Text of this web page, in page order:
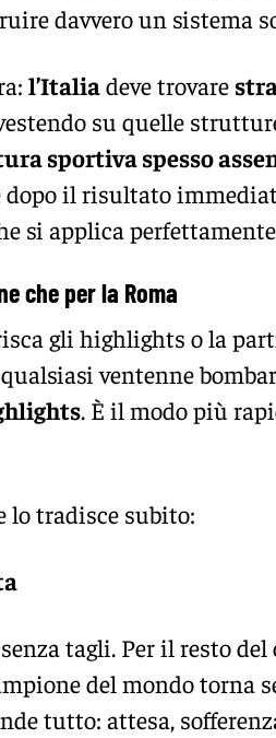
davvero un sistema
l’Italiadeve trovare
su quelle
sportiva spesso
dopo il risultato
si applica
che per la Roma
gli highlights o la
ventenne
. È il modo più
lo tradisce subito:
tagli. Per il resto del
del mondo torna
tutto: attesa,